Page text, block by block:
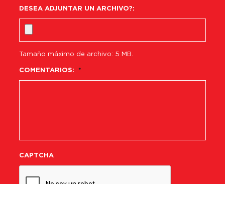
DESEA ADJUNTAR UN ARCHIVO?:
Tamaño máximo de archivo: 5 MB.
COMENTARIOS: *
CAPTCHA